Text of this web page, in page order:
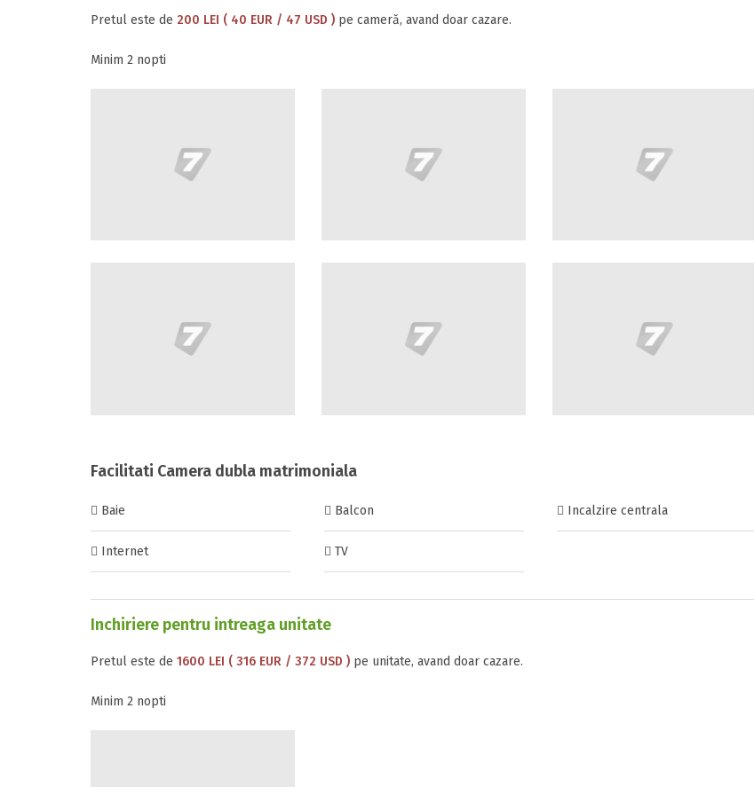
Pretul este de 200 LEI ( 40 EUR / 47 USD ) pe cameră, avand doar cazare.
Minim 2 nopti
Facilitati Camera dubla matrimoniala
Baie Balcon Incalzire centrala
Internet TV
Inchiriere pentru intreaga unitate
Pretul este de 1600 LEI ( 316 EUR / 372 USD ) pe unitate, avand doar cazare.
Minim 2 nopti